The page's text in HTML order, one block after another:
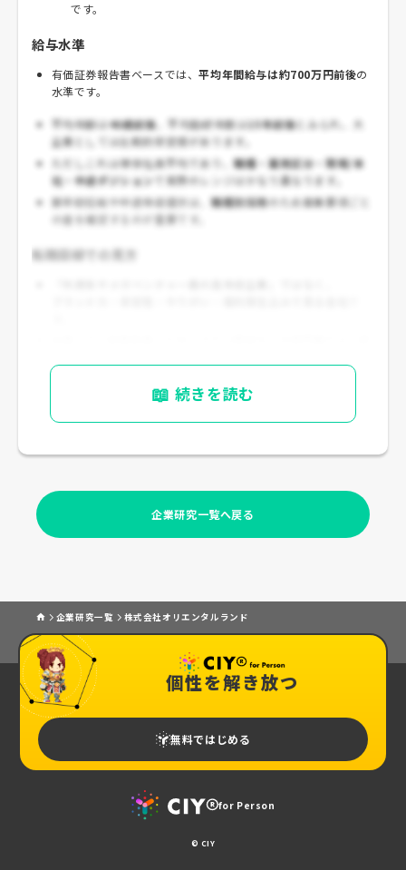
です。
給与水準
有価証券報告書ベースでは、平均年間給与は約700万円前後の
水準です。
平均年齢は40歳前後、平均勤続年数は15年前後とみられ、大
企業としては比較的安定感があります。
ただしこれは単体社員平均であり、職種・雇用区分・現場/本
社・中途ポジション
で実際のレンジはかなり異なります。
新卒初任給や中途年収提示は、職種別採用のため募集要項ごと
の差を確認するのが重要です。
転職目線での見方
📖 続きを読む
企業研究一覧へ戻る
企業研究一覧 株式会社オリエンタルランド
個性を解き放つ
無料ではじめる
for Person
© CIY